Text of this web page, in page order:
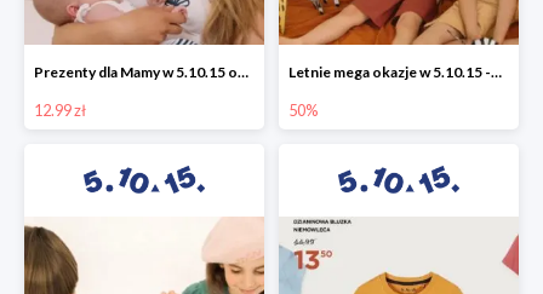
Prezenty dla Mamy w 5.10.15 od 12,99 zł
12.99 zł
Letnie mega okazje w 5.10.15 -50%
50%